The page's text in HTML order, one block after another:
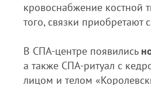
кровоснабжение костной
того, связки приобретают
В СПА-центре появились
а также СПА-ритуал с
лицом и телом